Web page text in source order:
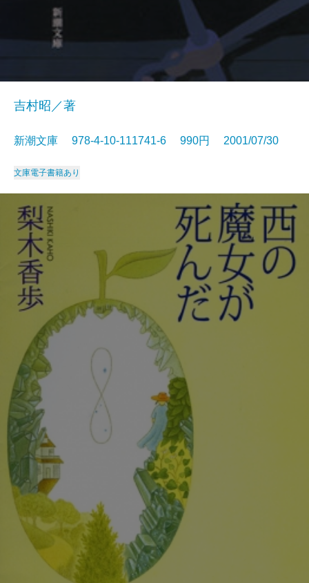
吉村昭／著
新潮文庫 978-4-10-111741-6 990円 2001/07/30
文庫電子書籍あり